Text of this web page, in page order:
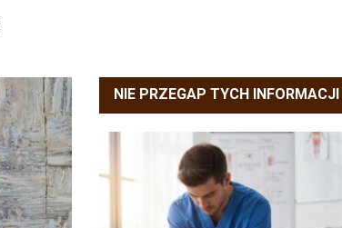
NIE PRZEGAP TYCH INFORMACJI